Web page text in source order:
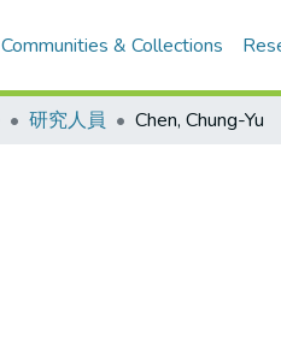
Communities & Collections
研究人員 Chen, Chung-Yu